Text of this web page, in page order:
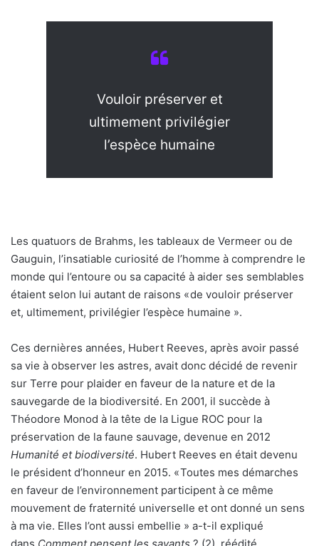
Vouloir préserver et
ultimement privilégier
l’espèce humaine
Les quatuors de Brahms, les tableaux de Vermeer ou de
Gauguin, l’insatiable curiosité de l’homme à comprendre le
monde qui l’entoure ou sa capacité à aider ses semblables
étaient selon lui autant de raisons « de vouloir préserver
et, ultimement, privilégier l’espèce humaine ».
Ces dernières années, Hubert Reeves, après avoir passé
sa vie à observer les astres, avait donc décidé de revenir
sur Terre pour plaider en faveur de la nature et de la
sauvegarde de la biodiversité. En 2001, il succède à
Théodore Monod à la tête de la Ligue ROC pour la
préservation de la faune sauvage, devenue en 2012
Humanité et biodiversité. Hubert Reeves en était devenu
le président d’honneur en 2015. « Toutes mes démarches
en faveur de l’environnement participent à ce même
mouvement de fraternité universelle et ont donné un sens
à ma vie. Elles l’ont aussi embellie » a-t-il expliqué